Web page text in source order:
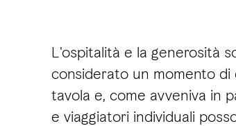
L'ospitalità e la generosità
considerato un momento di
tavola e, come avveniva in
e viaggiatori individuali